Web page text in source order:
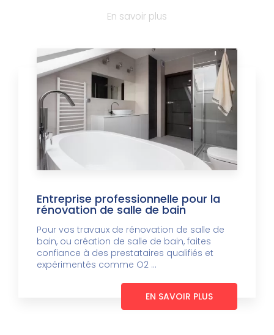
En savoir plus
Entreprise professionnelle pour la
rénovation de salle de bain
Pour vos travaux de rénovation de salle de
bain, ou création de salle de bain, faites
confiance à des prestataires qualifiés et
expérimentés comme O2 ...
EN SAVOIR PLUS